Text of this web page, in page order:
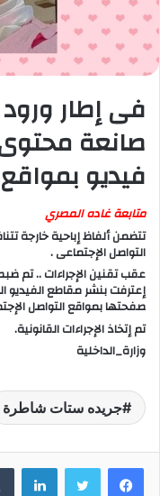
فى إطار
صانعة
فيديو
متابعة غاده المصري
تتضمن ألفاظ إباحية خارجة
التواصل الإجتماعى .
عقب تقنين الإجراءات .. تم
إعترفت بنشر مقاطع الفيديو
صفحتها بمواقع التواصل
تم إتخاذ الإجراءات القانونية.
وزارة_الداخلية
جريده ستات شاطرة
لينكدإن